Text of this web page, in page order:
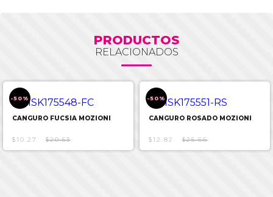
PRODUCTOS
RELACIONADOS
-50%
CANGURO FUCSIA MOZIONI
$10.27 $20.53
-50%
CANGURO ROSADO MOZIONI
$12.82 $25.66